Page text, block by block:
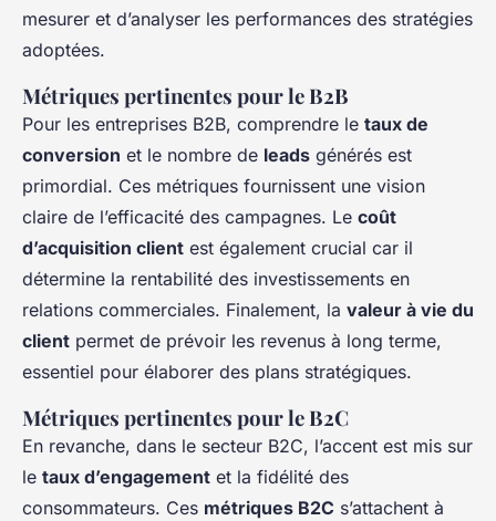
mesurer et d’analyser les performances des stratégies
adoptées.
Métriques pertinentes pour le B2B
Pour les entreprises B2B, comprendre le taux de
conversion et le nombre de leads générés est
primordial. Ces métriques fournissent une vision
claire de l’efficacité des campagnes. Le coût
d’acquisition client est également crucial car il
détermine la rentabilité des investissements en
relations commerciales. Finalement, la valeur à vie du
client permet de prévoir les revenus à long terme,
essentiel pour élaborer des plans stratégiques.
Métriques pertinentes pour le B2C
En revanche, dans le secteur B2C, l’accent est mis sur
le taux d’engagement et la fidélité des
consommateurs. Ces métriques B2C s’attachent à